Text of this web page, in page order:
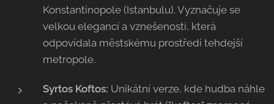
Konstantinopole (Istanbulu). Vyznačuje se
velkou elegancí a vznešeností, která
odpovídala městskému prostředí tehdejší
metropole.
Syrtos Koftos: Unikátní verze, kde hudba náhle